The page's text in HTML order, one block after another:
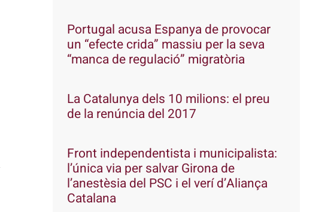
Portugal acusa Espanya de provocar
un “efecte crida” massiu per la seva
“manca de regulació” migratòria
La Catalunya dels 10 milions: el preu
de la renúncia del 2017
Front independentista i municipalista:
l’única via per salvar Girona de
l’anestèsia del PSC i el verí d’Aliança
Catalana